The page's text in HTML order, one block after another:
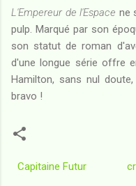
L'Empereur de l'Espace ne
pulp. Marqué par son
son statut de roman
d'une longue série offre
Hamilton, sans nul
bravo !
Capitaine Futur